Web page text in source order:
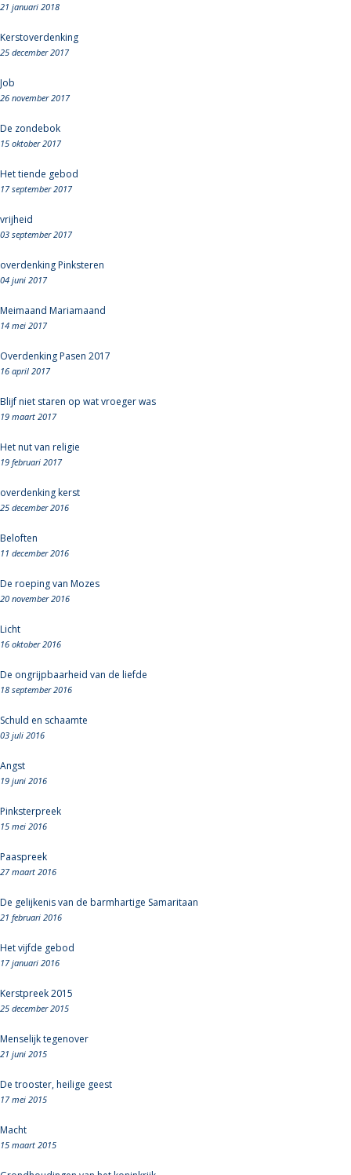
21 januari 2018
Kerstoverdenking
25 december 2017
Job
26 november 2017
De zondebok
15 oktober 2017
Het tiende gebod
17 september 2017
vrijheid
03 september 2017
overdenking Pinksteren
04 juni 2017
Meimaand Mariamaand
14 mei 2017
Overdenking Pasen 2017
16 april 2017
Blijf niet staren op wat vroeger was
19 maart 2017
Het nut van religie
19 februari 2017
overdenking kerst
25 december 2016
Beloften
11 december 2016
De roeping van Mozes
20 november 2016
Licht
16 oktober 2016
De ongrijpbaarheid van de liefde
18 september 2016
Schuld en schaamte
03 juli 2016
Angst
19 juni 2016
Pinksterpreek
15 mei 2016
Paaspreek
27 maart 2016
De gelijkenis van de barmhartige Samaritaan
21 februari 2016
Het vijfde gebod
17 januari 2016
Kerstpreek 2015
25 december 2015
Menselijk tegenover
21 juni 2015
De trooster, heilige geest
17 mei 2015
Macht
15 maart 2015